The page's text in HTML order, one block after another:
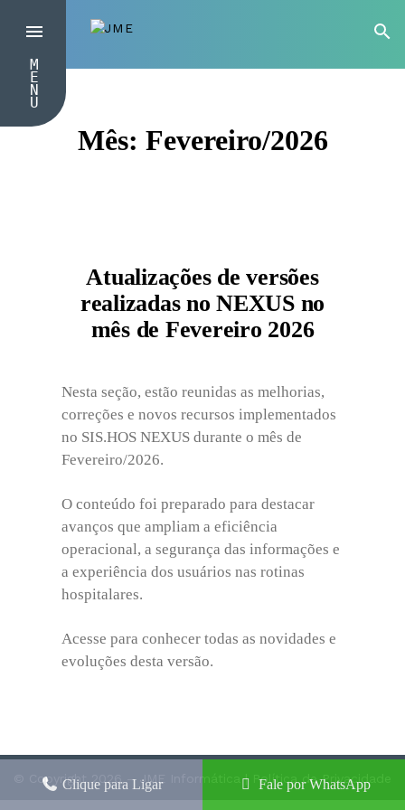
M
E
N
U
Mês: Fevereiro/2026
Atualizações de versões
realizadas no NEXUS no
mês de Fevereiro 2026
Nesta seção, estão reunidas as melhorias,
correções e novos recursos implementados
no SIS.HOS NEXUS durante o mês de
Fevereiro/2026.
O conteúdo foi preparado para destacar
avanços que ampliam a eficiência
operacional, a segurança das informações e
a experiência dos usuários nas rotinas
hospitalares.
Acesse para conhecer todas as novidades e
evoluções desta versão.
© Copyright 2026 – JME Informática | Política de Privacidade
Clique para Ligar Fale por WhatsApp